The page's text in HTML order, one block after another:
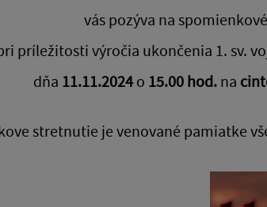
vás pozýva na
príležitosti výročia ukončenia 1. sv.
dňa 11.11.2024o 15.00 hod.na
stretnutie je venované pamiatke